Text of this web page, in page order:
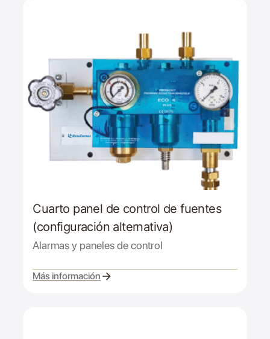
Cuarto panel de control de fuentes
(configuración alternativa)
Alarmas y paneles de control
Más información